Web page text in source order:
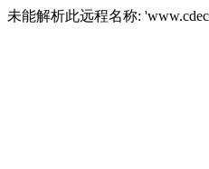
未能解析此远程名称: